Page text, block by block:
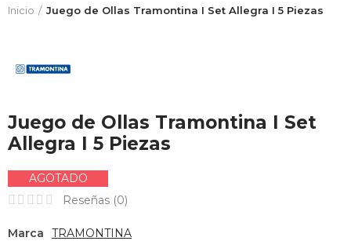
Inicio Juego de Ollas Tramontina I Set Allegra I 5 Piezas
Juego de Ollas Tramontina I Set
Allegra I 5 Piezas
AGOTADO
Reseñas (0)
Marca
TRAMONTINA